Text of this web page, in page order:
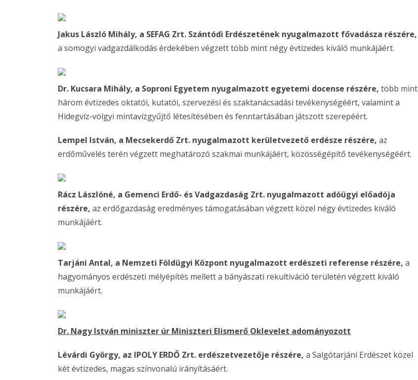
Jakus László Mihály, a SEFAG Zrt. Szántódi Erdészetének nyugalmazott fővadásza részére,
a somogyi vadgazdálkodás érdekében végzett több mint négy évtizedes kiváló munkájáért.
Dr. Kucsara Mihály, a Soproni Egyetem nyugalmazott egyetemi docense részére, több mint
három évtizedes oktatói, kutatói, szervezési és szaktanácsadási tevékenységéért, valamint a
Hidegvíz-völgyi mintavízgyűjtő létesítésében és fenntartásában játszott szerepéért.
Lempel István, a Mecsekerdő Zrt. nyugalmazott kerületvezető erdésze részére, az
erdőművelés terén végzett meghatározó szakmai munkájáért, közösségépítő tevékenységéért.
Rácz Lászlóné, a Gemenci Erdő- és Vadgazdaság Zrt. nyugalmazott adóügyi előadója
részére, az erdőgazdaság eredményes támogatásában végzett közel négy évtizedes kiváló
munkájáért.
Tarjáni Antal, a Nemzeti Földügyi Központ nyugalmazott erdészeti referense részére, a
hagyományos erdészeti mélyépítés mellett a bányászati rekultiváció területén végzett kiváló
munkájáért.
Dr. Nagy István miniszter úr Miniszteri Elismerő Oklevelet adományozott
Lévárdi György, az IPOLY ERDŐ Zrt. erdészetvezetője részére, a Salgótarjáni Erdészet közel
két évtizedes, magas színvonalú irányításáért.